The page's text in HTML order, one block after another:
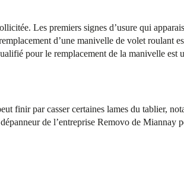
Les premiers signes d’usure qui
d’une manivelle de volet roulant
pour le remplacement de la manivelle est
finir par casser certaines lames du tablier,
de l’entreprise Removo de Miannay